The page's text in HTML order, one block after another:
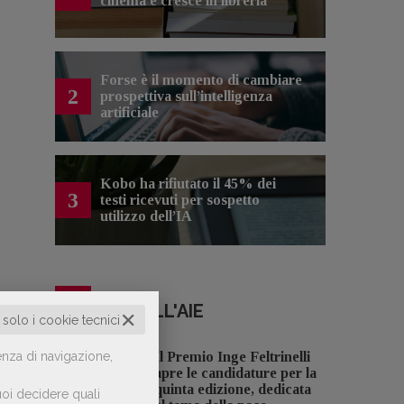
✕
i cookie tecnici
di navigazione,
decidere quali
2
Forse è il momento di cambiare
prospettiva sull’intelligenza
artificiale
3
Kobo ha rifiutato il 45% dei
testi ricevuti per sospetto
utilizzo dell’IA
NOTIZIE DALL'AIE
Il Premio Inge Feltrinelli
apre le candidature per la
quinta edizione, dedicata